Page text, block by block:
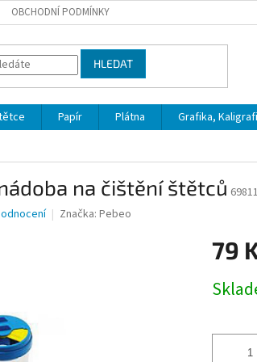
OBCHODNÍ PODMÍNKY
HLEDAT
Papír Plátna Grafika,
na čištění štětců
Značka: Pebeo
79
cena: